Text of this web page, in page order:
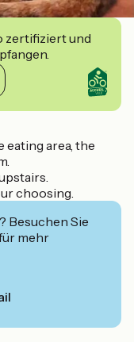
zertifiziert und
eating area, the
choosing.
Besuchen Sie
mehr